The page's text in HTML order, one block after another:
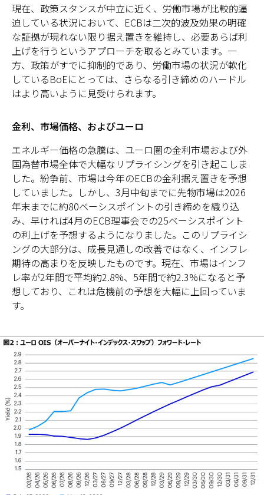
現在、政策スタンスが中立に近く、労働市場が比較的逼
迫している状況において、ECBは二次的波及効果の明確
な証拠が現れない限り据え置きを維持し、必要あらば利
上げを行うというアプローチを取るとみています。一
方、政策がすでに抑制的であり、労働市場の状況が軟化
しているBoEにとっては、さらなる引き締めのハードル
はより高いように見受けられます。
金利、市場価格、およびユーロ
エネルギー価格の急騰は、ユーロ圏の金利市場および外
国為替市場全体で大幅なリプライシングを引き起こしま
した。紛争前、市場は今年のECBの金利据え置きを予想
していました。しかし、3月中旬までに先物市場は2026
年末までに約80ベーシスポイントの引き締めを織り込
み、早ければ4月のECB理事会での25ベーシスポイント
の利上げを予想するようになりました。このリプライシ
ングの大部分は、成長見通しの改善ではなく、インフレ
期待の高まりを反映したものです。現在、市場はインフ
レ率が2年間で平均約2.8%、5年間で約2.3%になると予
想しており、これは危機前の予想を大幅に上回っていま
す。